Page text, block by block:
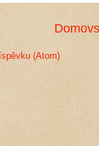
(Atom)